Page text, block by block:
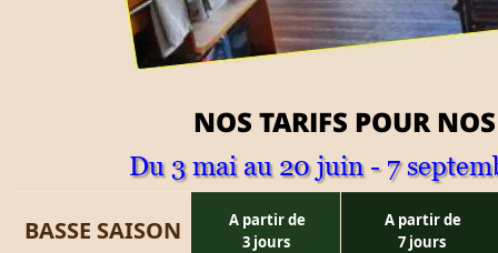
NOS TARIFS POUR
Du 3 mai au 20 juin - 7
BASSE SAISON
A partir de
3 jours
A partir de
7 jours